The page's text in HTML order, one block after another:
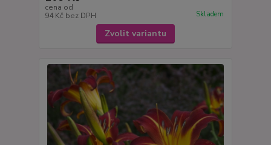
cena od
94 Kč bez DPH Skladem
Zvolit variantu